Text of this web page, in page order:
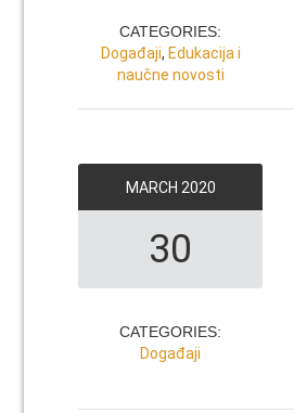
CATEGORIES:
Događaji, Edukacija i
naučne novosti
MARCH 2020
30
CATEGORIES:
Događaji